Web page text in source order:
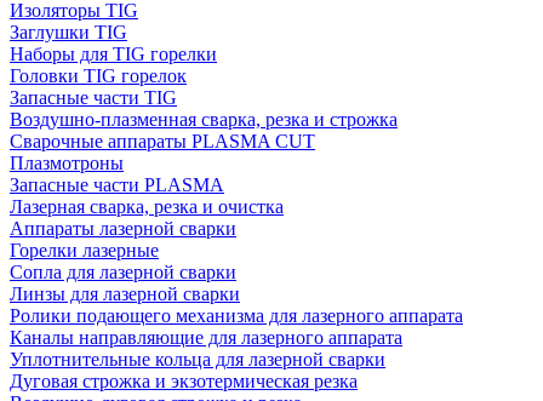
Изоляторы TIG
Заглушки TIG
Наборы для TIG горелки
Головки TIG горелок
Запасные части TIG
Воздушно-плазменная сварка, резка и строжка
Сварочные аппараты PLASMA CUT
Плазмотроны
Запасные части PLASMA
Лазерная сварка, резка и очистка
Аппараты лазерной сварки
Горелки лазерные
Сопла для лазерной сварки
Линзы для лазерной сварки
Ролики подающего механизма для лазерного аппарата
Каналы направляющие для лазерного аппарата
Уплотнительные кольца для лазерной сварки
Дуговая строжка и экзотермическая резка